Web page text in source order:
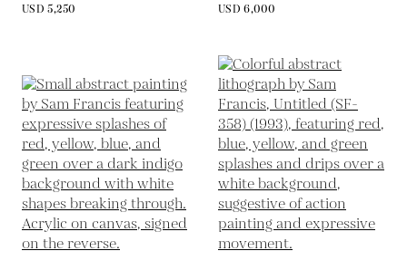
USD 5,250
USD 6,000